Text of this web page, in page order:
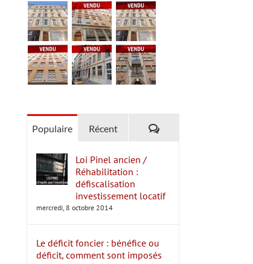
Populaire Récent Commentaires
Loi Pinel ancien /
Réhabilitation :
défiscalisation
investissement locatif
mercredi, 8 octobre 2014
Le déficit foncier : bénéfice ou
déficit, comment sont imposés